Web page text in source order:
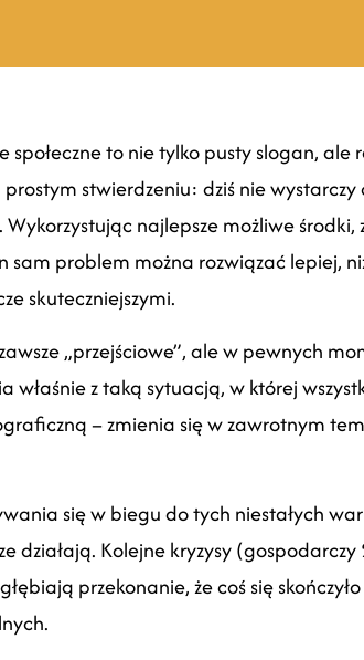
to nie tylko pusty slogan, ale
stwierdzeniu: dziś nie
najlepsze możliwe
sam problem można rozwiązać lepiej,
skuteczniejszymi.
„przejściowe”, ale w pewnych
właśnie z taką sytuacją, w której
– zmienia się w zawrotnym
się w biegu do tych niestałych
działają. Kolejne kryzysy
przekonanie, że coś się